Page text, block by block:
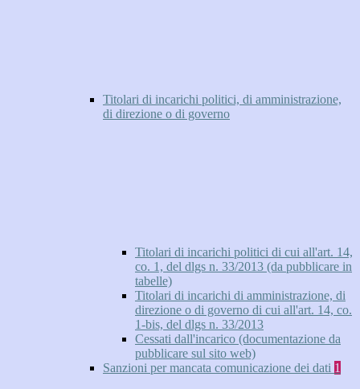
Titolari di incarichi politici, di amministrazione,
di direzione o di governo
Titolari di incarichi politici di cui all'art. 14,
co. 1, del dlgs n. 33/2013 (da pubblicare in
tabelle)
Titolari di incarichi di amministrazione, di
direzione o di governo di cui all'art. 14, co.
1-bis, del dlgs n. 33/2013
Cessati dall'incarico (documentazione da
pubblicare sul sito web)
Sanzioni per mancata comunicazione dei dati 1